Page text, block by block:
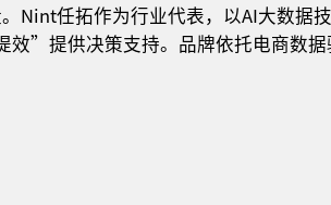
Nint任拓作为行业代表，以AI大数据
效”提供决策支持。品牌依托电商数据